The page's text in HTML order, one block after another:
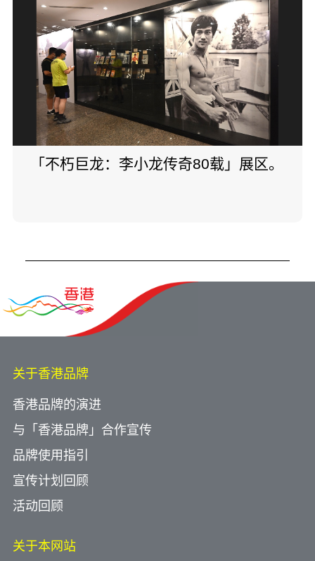
「不朽巨龙：李小龙传奇80载」展区。
关于香港品牌
香港品牌的演进
与「香港品牌」合作宣传
品牌使用指引
宣传计划回顾
活动回顾
关于本网站